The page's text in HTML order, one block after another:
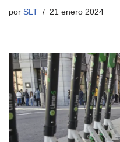
por SLT 21 enero 2024